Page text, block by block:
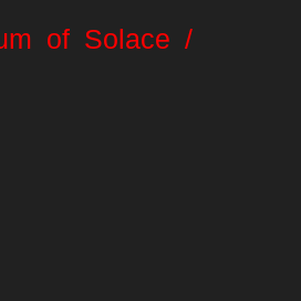
of Solace /